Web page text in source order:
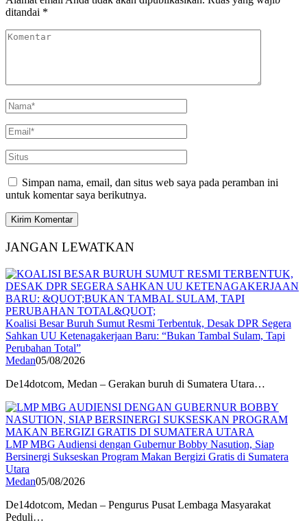
ditandai *
Simpan nama, email, dan situs web saya pada peramban ini
untuk komentar saya berikutnya.
JANGAN LEWATKAN
Koalisi Besar Buruh Sumut Resmi Terbentuk, Desak DPR Segera
Sahkan UU Ketenagakerjaan Baru: “Bukan Tambal Sulam, Tapi
Perubahan Total”
Medan05/08/2026
De14dotcom, Medan – Gerakan buruh di Sumatera Utara…
LMP MBG Audiensi dengan Gubernur Bobby Nasution, Siap
Bersinergi Sukseskan Program Makan Bergizi Gratis di Sumatera
Utara
Medan05/08/2026
De14dotcom, Medan – Pengurus Pusat Lembaga Masyarakat
Peduli…